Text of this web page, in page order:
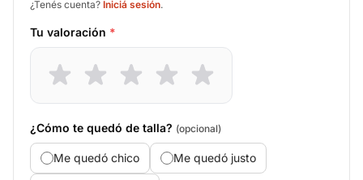
¿Tenés cuenta? Iniciá sesión.
Tu valoración *
¿Cómo te quedó de talla? (opcional)
Me quedó chico Me quedó justo